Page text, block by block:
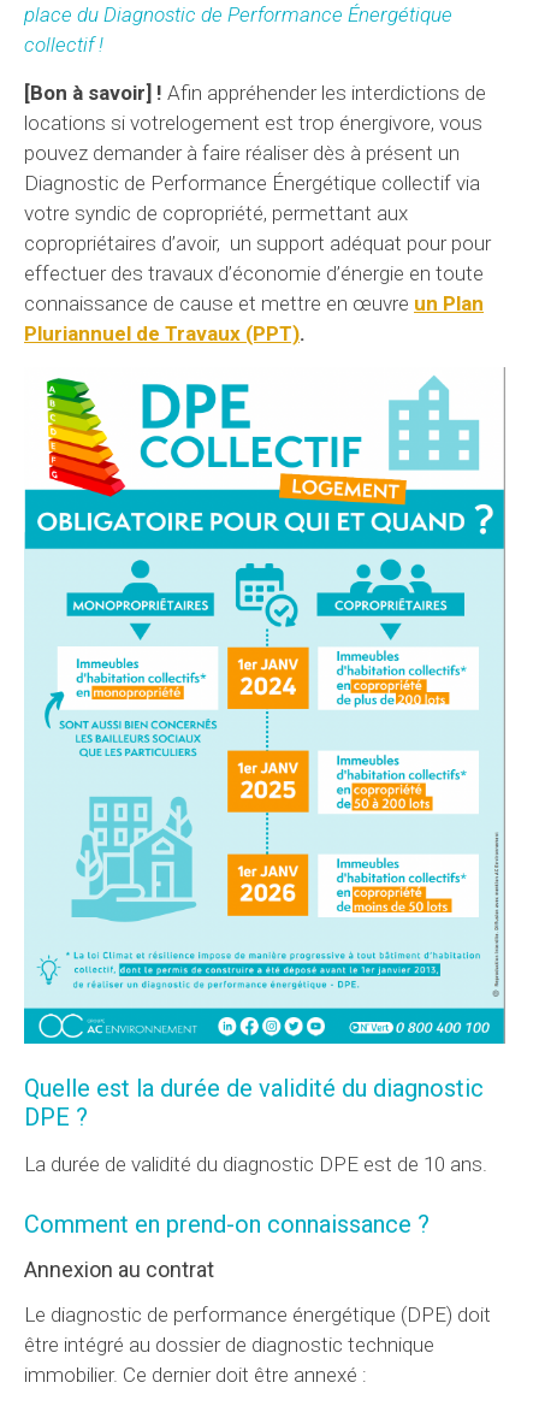
place du Diagnostic de Performance Énergétique
collectif !
[Bon à savoir] ! Afin appréhender les interdictions de
locations si votrelogement est trop énergivore, vous
pouvez demander à faire réaliser dès à présent un
Diagnostic de Performance Énergétique collectif via
votre syndic de copropriété, permettant aux
copropriétaires d’avoir, un support adéquat pour pour
effectuer des travaux d’économie d’énergie en toute
connaissance de cause et mettre en œuvre un Plan
Pluriannuel de Travaux (PPT).
Quelle est la durée de validité du diagnostic
DPE ?
La durée de validité du diagnostic DPE est de 10 ans.
Comment en prend-on connaissance ?
Annexion au contrat
Le diagnostic de performance énergétique (DPE) doit
être intégré au dossier de diagnostic technique
immobilier. Ce dernier doit être annexé :